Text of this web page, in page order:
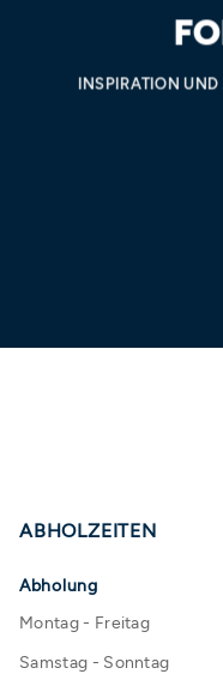
INSPIRATION UND
ABHOLZEITEN
Abholung
Montag - Freitag
Samstag - Sonntag